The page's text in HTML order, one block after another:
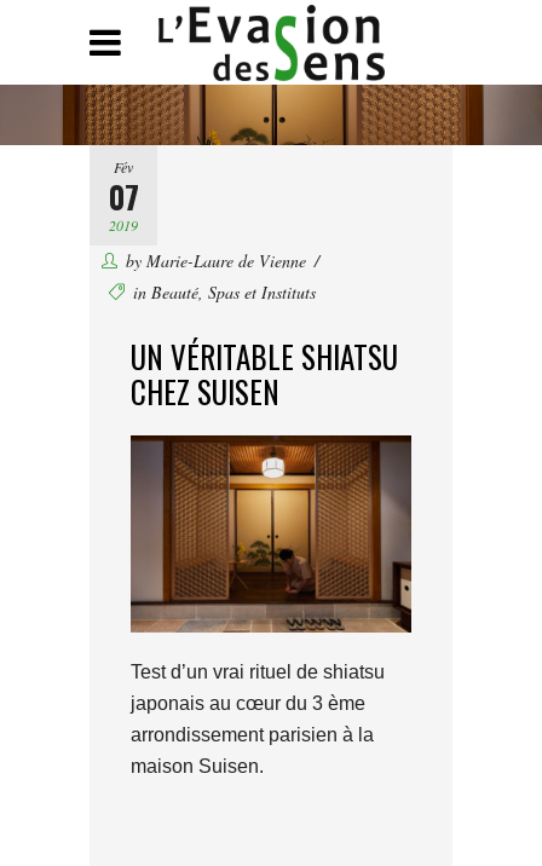
Fév
07
2019
by Marie-Laure de Vienne
in Beauté, Spas et Instituts
UN VÉRITABLE SHIATSU
CHEZ SUISEN
Test d’un vrai rituel de shiatsu
japonais au cœur du 3 ème
arrondissement parisien à la
maison Suisen.